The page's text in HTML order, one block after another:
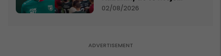
miliona te Spartak Moska
02/08/2026